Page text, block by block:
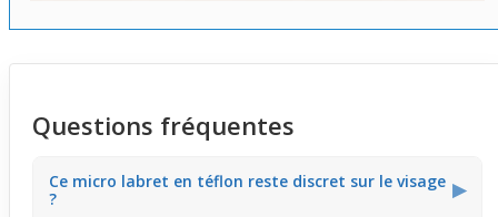
Questions fréquentes
Ce micro labret en téflon reste discret sur le visage
?
▶